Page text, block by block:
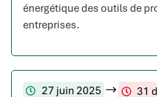
énergétique des outils de
entreprises.
27 juin 2025 31